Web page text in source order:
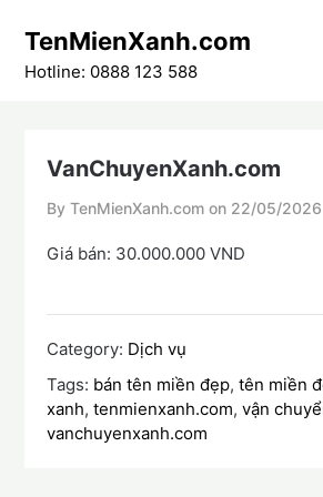
content
TenMienXanh.com
Hotline: 0888 123 588
VanChuyenXanh.com
By TenMienXanh.com on 22/05/2026
Giá bán: 30.000.000 VND
Category: Dịch vụ
Tags: bán tên miền đẹp,tên miền
xanh,tenmienxanh.com,vận
vanchuyenxanh.com